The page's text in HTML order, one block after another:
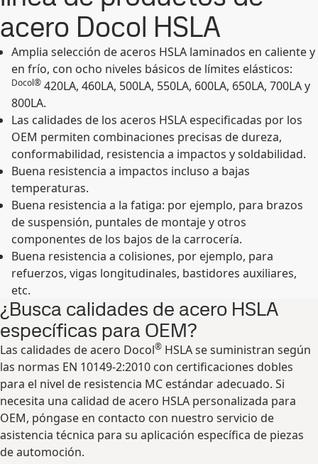
acero Docol HSLA
Amplia selección de aceros HSLA laminados en caliente y
en frío, con ocho niveles básicos de límites elásticos:
Docol® 420LA, 460LA, 500LA, 550LA, 600LA, 650LA, 700LA y
800LA.
Las calidades de los aceros HSLA especificadas por los
OEM permiten combinaciones precisas de dureza,
conformabilidad, resistencia a impactos y soldabilidad.
Buena resistencia a impactos incluso a bajas
temperaturas.
Buena resistencia a la fatiga: por ejemplo, para brazos
de suspensión, puntales de montaje y otros
componentes de los bajos de la carrocería.
Buena resistencia a colisiones, por ejemplo, para
refuerzos, vigas longitudinales, bastidores auxiliares,
etc.
¿Busca calidades de acero HSLA
específicas para OEM?
Las calidades de acero Docol® HSLA se suministran según
las normas EN 10149-2:2010 con certificaciones dobles
para el nivel de resistencia MC estándar adecuado. Si
necesita una calidad de acero HSLA personalizada para
OEM, póngase en contacto con nuestro servicio de
asistencia técnica para su aplicación específica de piezas
de automoción.